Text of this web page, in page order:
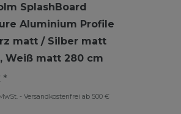
SplashBoard
Aluminium Profile
matt / Silber matt
Weiß matt 280 cm
*
- Versandkostenfrei ab 500 €